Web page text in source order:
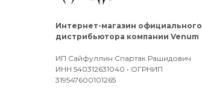
Интернет-магазин официального
дистрибьютора компании Venum
ИП Сайфуллин Спартак Рашидович
ИНН 540312631040 • ОГРНИП
319547600101265